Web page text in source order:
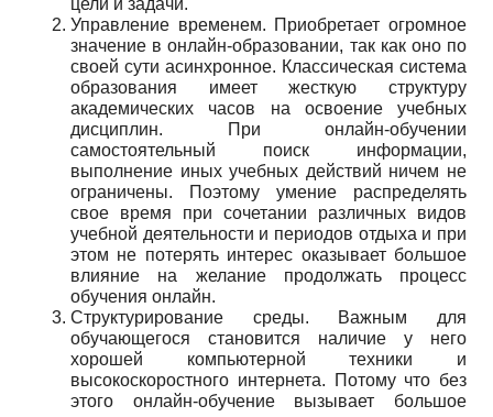
цели и задачи.
Управление временем. Приобретает огромное
значение в онлайн-образовании, так как оно по
своей сути асинхронное. Классическая система
образования имеет жесткую структуру
академических часов на освоение учебных
дисциплин. При онлайн-обучении
самостоятельный поиск информации,
выполнение иных учебных действий ничем не
ограничены. Поэтому умение распределять
свое время при сочетании различных видов
учебной деятельности и периодов отдыха и при
этом не потерять интерес оказывает большое
влияние на желание продолжать процесс
обучения онлайн.
Структурирование среды. Важным для
обучающегося становится наличие у него
хорошей компьютерной техники и
высокоскоростного интернета. Потому что без
этого онлайн-обучение вызывает большое